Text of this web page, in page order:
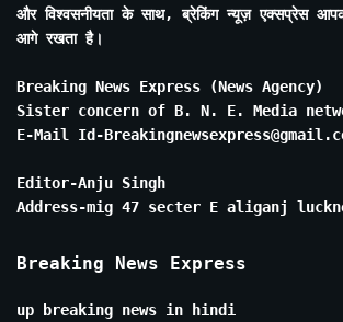
और विश्वसनीयता के साथ, ब्रेकिंग न्यूज़ एक्सप्रेस
आगे रखता है।
Breaking News Express (News Agency)
Sister concern of B. N. E. Media
E-Mail Id-
Editor-Anju Singh
Address-mig 47 secter E aliganj
Breaking News Express
up breaking news in hindi